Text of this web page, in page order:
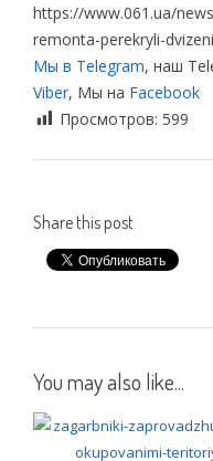
https://www.061.ua/
remonta-perekryli-
Мы в Telegram, наш
Viber, Мы на Facebook
Просмотров: 599
Share this post
You may also like...